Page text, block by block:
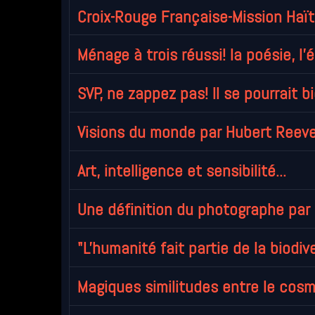
Croix-Rouge Française-Mission
Ménage à trois réussi! la poésie,
SVP, ne zappez pas! Il se pourrait
Visions du monde par Hubert
Art, intelligence et sensibilité...
Une définition du photographe par
"L'humanité fait partie de la
Magiques similitudes entre le